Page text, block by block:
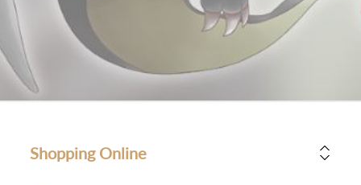
Shopping Online